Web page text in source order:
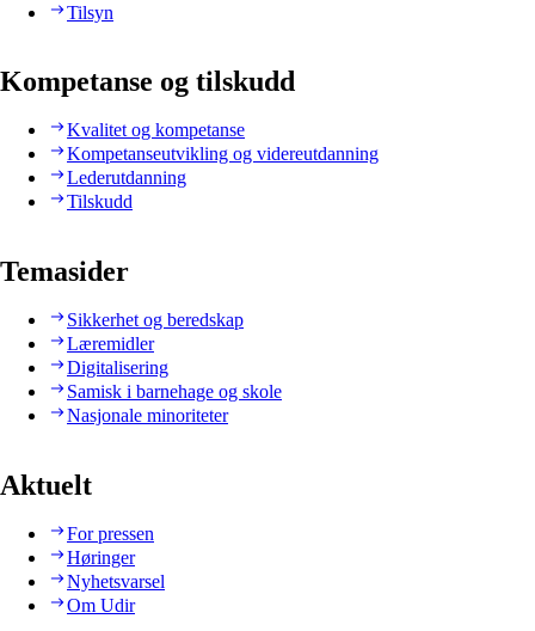
Tilsyn
Kompetanse og tilskudd
Kvalitet og kompetanse
Kompetanseutvikling og videreutdanning
Lederutdanning
Tilskudd
Temasider
Sikkerhet og beredskap
Læremidler
Digitalisering
Samisk i barnehage og skole
Nasjonale minoriteter
Aktuelt
For pressen
Høringer
Nyhetsvarsel
Om Udir